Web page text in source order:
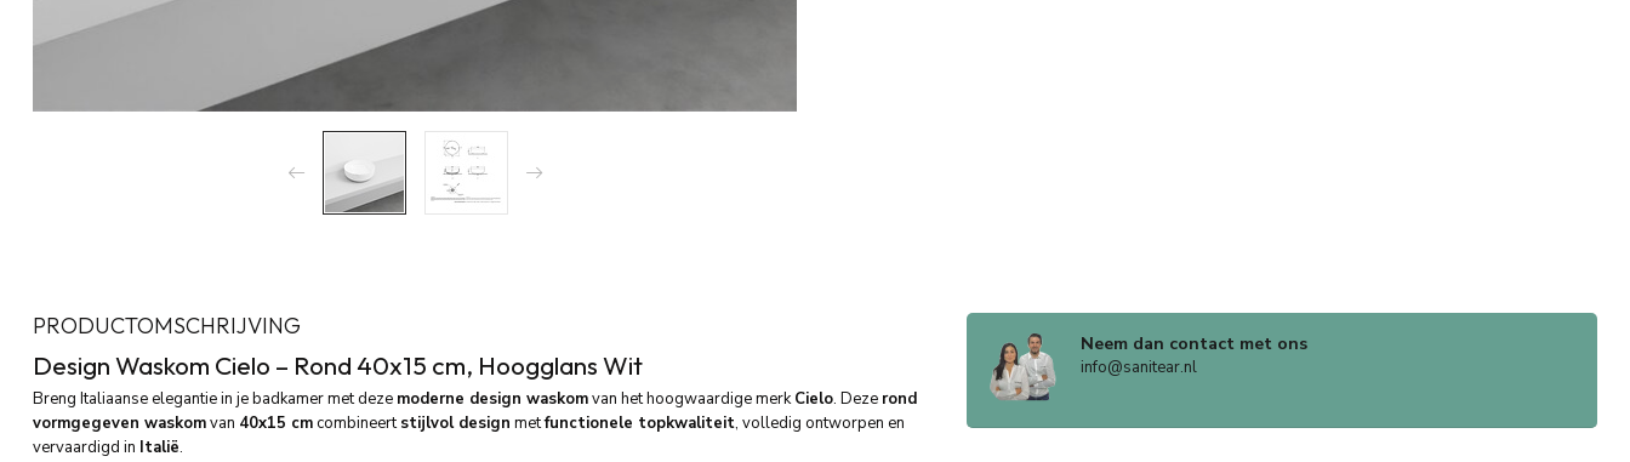
PRODUCTOMSCHRIJVING
Design Waskom Cielo – Rond 40x15 cm, Hoogglans Wit
Breng Italiaanse elegantie in je badkamer met deze moderne design waskomvan het hoogwaardige merkCielo. Deze rond
vormgegeven waskomvan 40x15 cmcombineertstijlvol design metfunctionele topkwaliteit, volledig ontworpen en
vervaardigd in Italië.
Neem dan contact met ons
info@sanitear.nl